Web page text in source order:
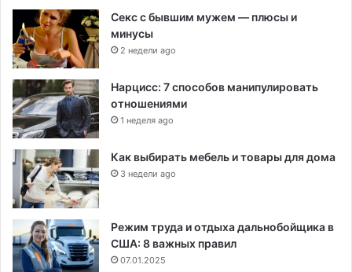
Секс с бывшим мужем — плюсы и
минусы
2 недели ago
Нарцисс: 7 способов манипулировать
отношениями
1 неделя ago
Как выбирать мебель и товары для дома
3 недели ago
Режим труда и отдыха дальнобойщика в
США: 8 важных правил
07.01.2025